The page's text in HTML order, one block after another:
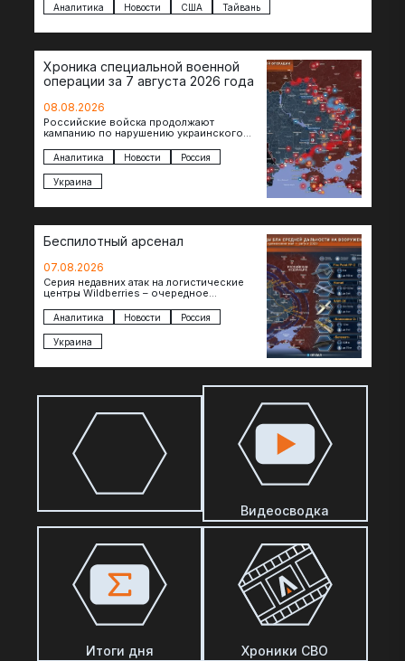
Аналитика Новости США Тайвань
Хроника специальной военной
операции за 7 августа 2026 года
08.08.2026
Российские войска продолжают
кампанию по нарушению украинского
сегодня атакованы еще по меньшей мере
два…
Аналитика Новости Россия
Украина
Беспилотный арсенал
07.08.2026
Серия недавних атак на логистические
центры Wildberries – очередное
российского тыла. И суть здесь даже не…
Аналитика Новости Россия
Украина
Видеосводка
Итоги дня Хроники СВО